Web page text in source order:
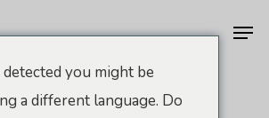
you might be
a different language. Do